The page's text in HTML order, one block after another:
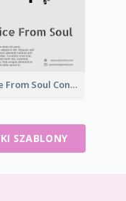
Voice From Soul Concert Flyer
SZABLONY